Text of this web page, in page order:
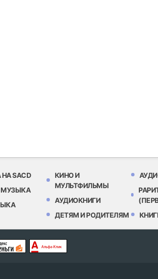
SACD
МУЗЫКА
КИНО И
МУЛЬТФИЛЬМЫ
АУДИОКНИГИ
ДЕТЯМ И РОДИТЕЛЯМ